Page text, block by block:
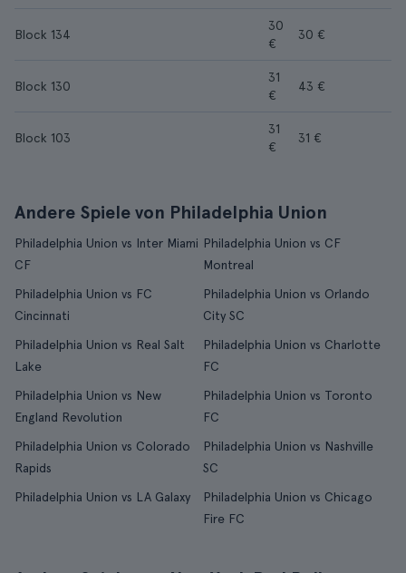
Block 134
30
€
30 €
Block 130
31
€
43 €
Block 103
31
€
31 €
Andere Spiele von Philadelphia Union
Philadelphia Union vs Inter Miami
CF
Philadelphia Union vs CF
Montreal
Philadelphia Union vs FC
Cincinnati
Philadelphia Union vs Orlando
City SC
Philadelphia Union vs Real Salt
Lake
Philadelphia Union vs Charlotte
FC
Philadelphia Union vs New
England Revolution
Philadelphia Union vs Toronto
FC
Philadelphia Union vs Colorado
Rapids
Philadelphia Union vs Nashville
SC
Philadelphia Union vs LA Galaxy
Philadelphia Union vs Chicago
Fire FC